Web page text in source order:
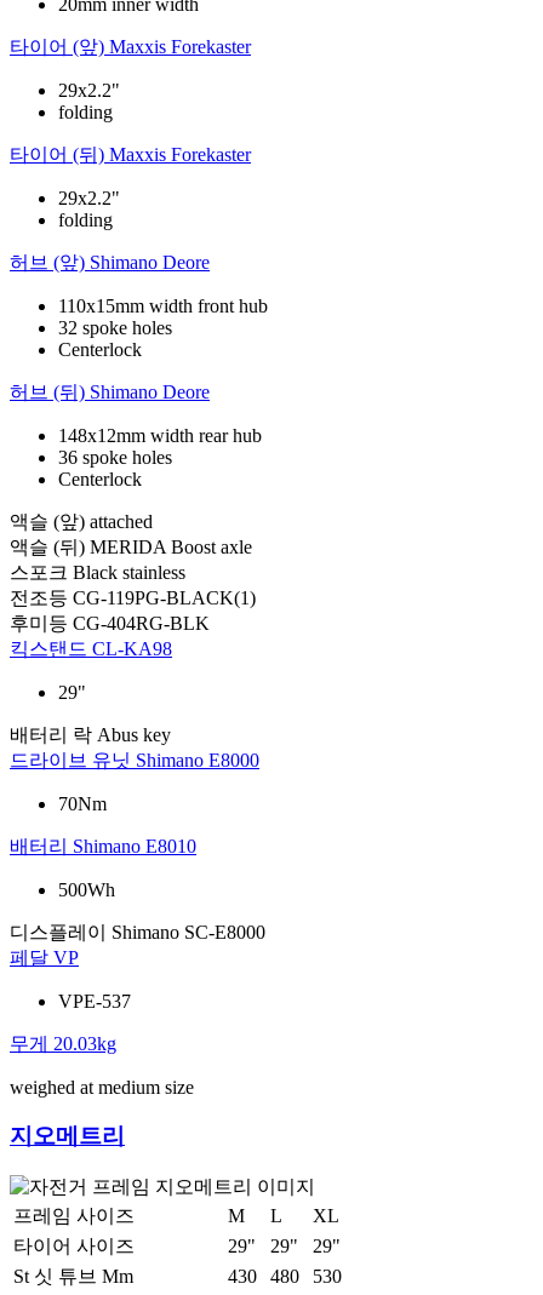
타이어 (앞) Maxxis Forekaster
29x2.2"
folding
타이어 (뒤) Maxxis Forekaster
29x2.2"
folding
허브 (앞) Shimano Deore
110x15mm width front hub
32 spoke holes
Centerlock
허브 (뒤) Shimano Deore
148x12mm width rear hub
36 spoke holes
Centerlock
액슬 (앞) attached
액슬 (뒤) MERIDA Boost axle
스포크 Black stainless
전조등 CG-119PG-BLACK(1)
후미등 CG-404RG-BLK
킥스탠드 CL-KA98
29"
배터리 락 Abus key
드라이브 유닛 Shimano E8000
70Nm
배터리 Shimano E8010
500Wh
디스플레이
Shimano SC-E8000
페달 VP
VPE-537
무게 20.03kg
weighed at medium size
지오메트리
프레임 사이즈 M L
XL
타이어 사이즈
29" 29"
29"
St 싯 튜브 Mm
430 480
530